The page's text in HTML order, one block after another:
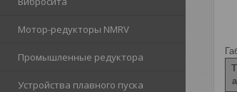
Мотор-редукторы NMRV
Промышленные редуктора
Устройства плавного пуска